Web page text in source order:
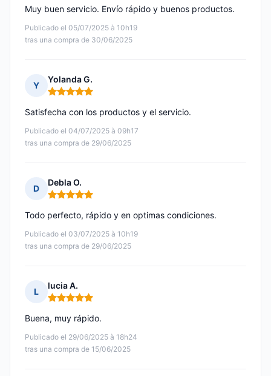
Publicado el 05/07/2025 à 10h19
tras una compra de 30/06/2025
Muy buen servicio. Envío rápido y buenos productos.
Y
Yolanda G.
Nota: 5 de 5
Publicado el 04/07/2025 à 09h17
tras una compra de 29/06/2025
Satisfecha con los productos y el servicio.
D
Debla O.
Nota: 5 de 5
Publicado el 03/07/2025 à 10h19
tras una compra de 29/06/2025
Todo perfecto, rápido y en optimas condiciones.
L
lucia A.
Nota: 5 de 5
Publicado el 29/06/2025 à 18h24
tras una compra de 15/06/2025
Buena, muy rápido.